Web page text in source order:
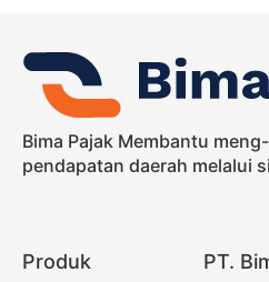
Bima Pajak Membantu
pendapatan daerah melalui
Produk PT.